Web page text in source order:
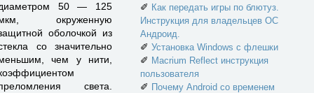
50 — 125
окруженную
оболочкой из
со значительно
чем у нити,
света.
✐ Как передать игры по блютуз.
Инструкция для владельцев ОС
Андроид.
✐ Установка Windows с флешки
✐ Macrium Reflect инструкция
пользователя
✐ Почему Android со временем